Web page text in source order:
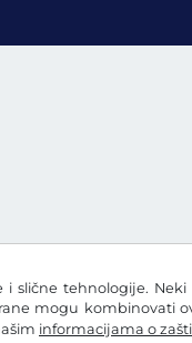
i slične tehnologije.
mogu kombinovati
informacijama o